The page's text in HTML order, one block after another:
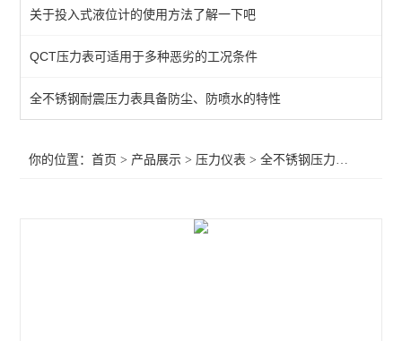
压力变送器
压力控制器（压力开关）
查看全部 >>
关于投入式液位计的使用方法了解一下吧
QCT压力表可适用于多种恶劣的工况条件
全不锈钢耐震压力表具备防尘、防喷水的特性
你的位置：首页 > 产品展示 > 压力仪表 >全不锈钢压力表